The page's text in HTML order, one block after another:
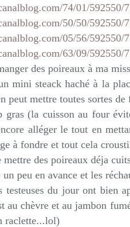
des poireaux à ma
mini steack haché à la
peut mettre toutes sortes de
gras (la cuisson au four
alléger le tout en
à fondre et tout cela
des poireaux déja
peu en avance et les
testeuses du jour ont bien
au chèvre et au jambon
raclette...lol)